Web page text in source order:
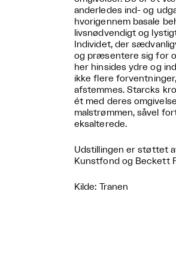
anderledes ind- og
hvorigennem basale
livsnødvendigt og
Individet, der
og præsentere sig for
her hinsides ydre og
ikke flere
afstemmes. Starcks
ét med deres
malstrømmen, såvel
eksalterede.
Udstillingen er støttet
Kunstfond og Beckett
Kilde: Tranen